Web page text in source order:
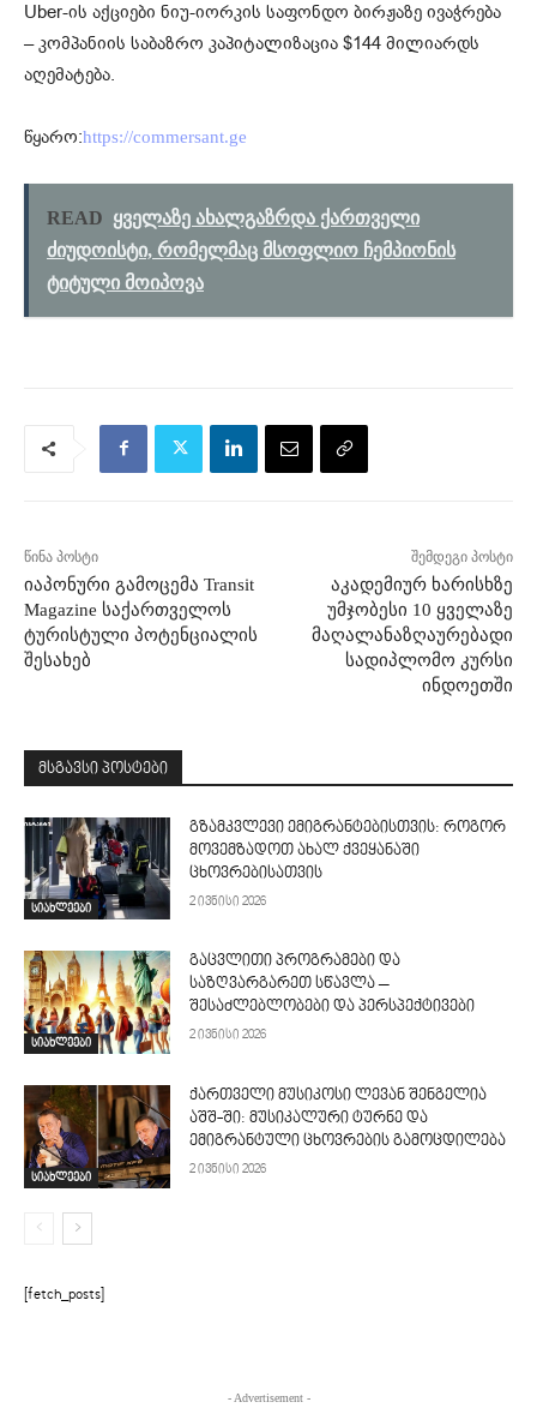
Uber-ის აქციები ნიუ-იორკის საფონდო ბირჟაზე ივაჭრება
– კომპანიის საბაზრო კაპიტალიზაცია $144 მილიარდს
აღემატება.
წყარო:https://commersant.ge
READ ყველაზე ახალგაზრდა ქართველი
ძიუდოისტი, რომელმაც მსოფლიო ჩემპიონის
ტიტული მოიპოვა
წინა პოსტი
იაპონური გამოცემა Transit
Magazine საქართველოს
ტურისტული პოტენციალის
შესახებ
შემდეგი პოსტი
აკადემიურ ხარისხზე
უმჯობესი 10 ყველაზე
მაღალანაზღაურებადი
სადიპლომო კურსი
ინდოეთში
მსგავსი პოსტები
სიახლეები
გზამკვლევი ემიგრანტებისთვის: როგორ
მოვემზადოთ ახალ ქვეყანაში
ცხოვრებისათვის
2 ივნისი 2026
სიახლეები
გაცვლითი პროგრამები და
საზღვარგარეთ სწავლა –
შესაძლებლობები და პერსპექტივები
2 ივნისი 2026
სიახლეები
ქართველი მუსიკოსი ლევან შენგელია
აშშ-ში: მუსიკალური ტურნე და
ემიგრანტული ცხოვრების გამოცდილება
2 ივნისი 2026
[fetch_posts]
- Advertisement -